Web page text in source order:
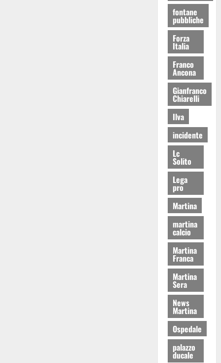
fontane
pubbliche
Forza
Italia
Franco
Ancona
Gianfranco
Chiarelli
Ilva
incidente
Lc
Solito
Lega
pro
Martina
martina
calcio
Martina
Franca
Martina
Sera
News
Martina
Ospedale
palazzo
ducale